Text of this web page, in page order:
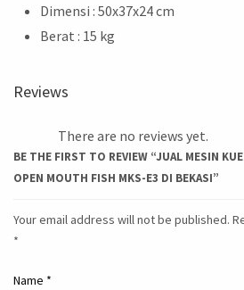
Dimensi : 50x37x24 cm
Berat : 15 kg
Reviews
There are no reviews yet.
BE THE FIRST TO REVIEW “JUAL MESIN
OPEN MOUTH FISH MKS-E3 DI BEKASI”
Your email address will not be published.
*
Name *